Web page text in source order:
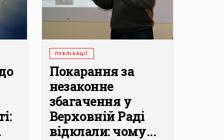
ПУБЛІКАЦІЇ
Покарання за
незаконне
збагачення у
Верховній Раді
відклали: чому...